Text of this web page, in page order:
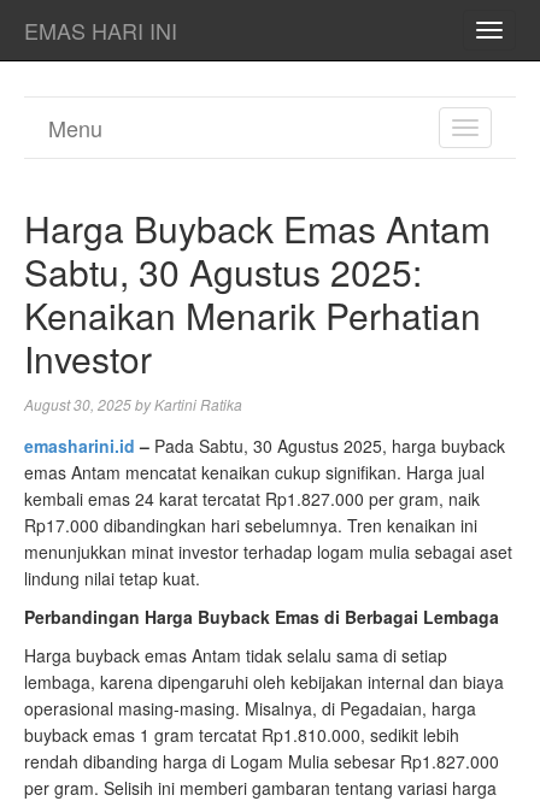
EMAS HARI INI
TOGGLE
Menu
Harga Buyback Emas Antam
Sabtu, 30 Agustus 2025:
Kenaikan Menarik Perhatian
Investor
August 30, 2025byKartini Ratika
emasharini.id – Pada Sabtu, 30 Agustus 2025, harga buyback
emas Antam mencatat kenaikan cukup signifikan. Harga jual
kembali emas 24 karat tercatat Rp1.827.000 per gram, naik
Rp17.000 dibandingkan hari sebelumnya. Tren kenaikan ini
menunjukkan minat investor terhadap logam mulia sebagai aset
lindung nilai tetap kuat.
Perbandingan Harga Buyback Emas di Berbagai Lembaga
Harga buyback emas Antam tidak selalu sama di setiap
lembaga, karena dipengaruhi oleh kebijakan internal dan biaya
operasional masing-masing. Misalnya, di Pegadaian, harga
buyback emas 1 gram tercatat Rp1.810.000, sedikit lebih
rendah dibanding harga di Logam Mulia sebesar Rp1.827.000
per gram. Selisih ini memberi gambaran tentang variasi harga